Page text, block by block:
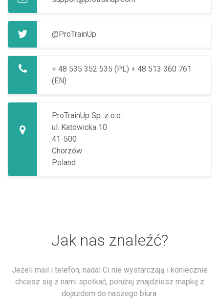
@ProTrainUp
+ 48 535 352 535 (PL) + 48 513 360 761
(EN)
ProTrainUp Sp. z o.o.
ul. Katowicka 10
41-500
Chorzów
Poland
Jak nas znaleźć?
Jeżeli mail i telefon, nadal Ci nie wystarczają i koniecznie
chcesz się z nami spotkać, poniżej znajdziesz mapkę z
dojazdem do naszego biura.